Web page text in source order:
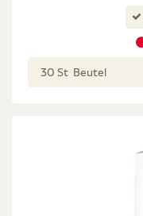
30 St Beutel